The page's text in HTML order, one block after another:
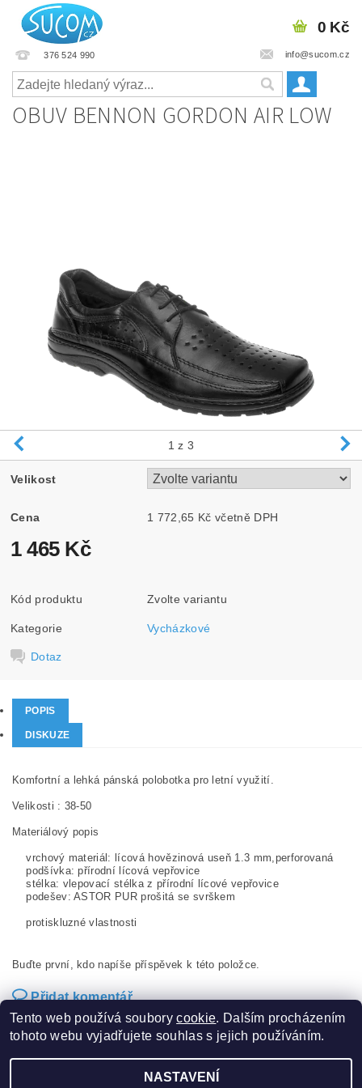
376 524 990 info@sucom.cz
0 Kč
OBUV BENNON GORDON AIR LOW
1 z 3
Velikost
Cena 1 772,65 Kč včetně DPH
1 465 Kč
Kód produktu Zvolte variantu
Kategorie Vycházkové
Dotaz
POPIS
DISKUZE
Komfortní a lehká pánská polobotka pro letní využití.
Velikosti : 38-50
Materiálový popis
vrchový materiál: lícová hovězinová useň 1.3 mm,perforovaná
podšívka: přírodní lícová vepřovice
stélka: vlepovací stélka z přírodní lícové vepřovice
podešev: ASTOR PUR prošitá se svrškem
protiskluzné vlastnosti
Buďte první, kdo napíše příspěvek k této položce.
Přidat komentář
Tento web používá souborycookie. Dalším procházením
tohoto webu vyjadřujete souhlas s jejich používáním.
NASTAVENÍ